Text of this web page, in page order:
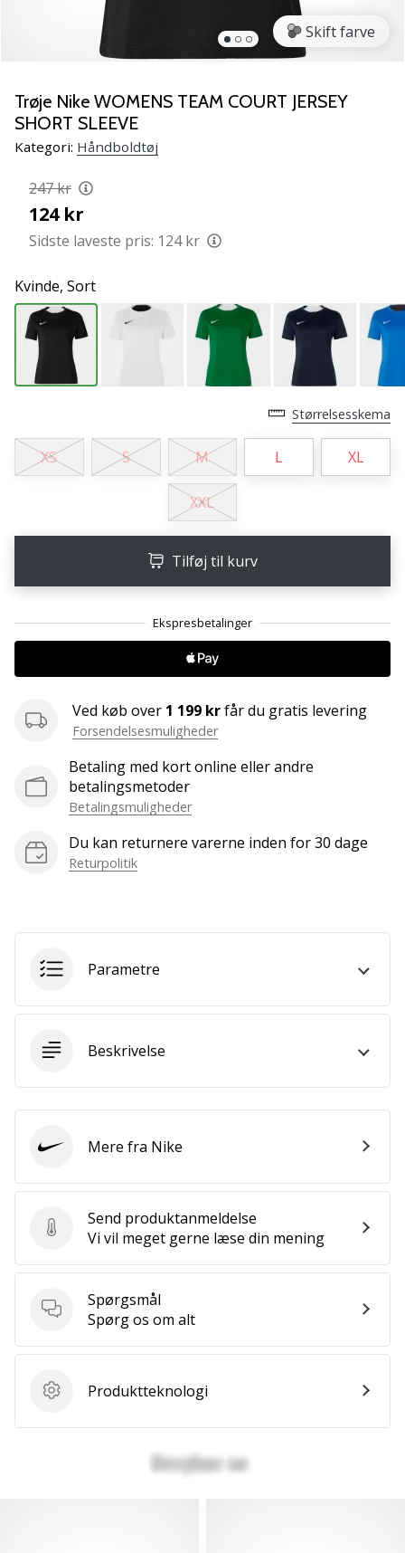
de
nye
PUMA
Accelerate
SQD
håndboldsko
Oplev
de
tekniske
opdateringer
og
af,
om
det
2 min. Læsning
Bliv
vores
Har
samme
hobby
Så
sammen.
Vis alle
Skift farve
Trøje Nike WOMENS TEAM COURT JERSEY
SHORT SLEEVE
Kategori: Håndboldtøj
247 kr
124 kr
Sidste laveste pris: 124 kr
Kvinde, Sort
Størrelsesskema
XS S M L XL
XXL
Tilføj til kurv
Ved køb over 1 199 krfår du gratis levering
Forsendelsesmuligheder
Betaling med kort online eller andre
betalingsmetoder
Betalingsmuligheder
Du kan returnere varerne inden for 30 dage
Returpolitik
Parametre
Beskrivelse
Send produktanmeldelse
Send produktanmeldelse
Vi vil meget gerne læse din mening
Spørgsmål
Spørgsmål
Spørg os om alt
Produktteknologi
Produktteknologi
Nike Mere fra Nike